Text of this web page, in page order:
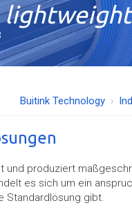
Buitink Technology
und produziert
es sich um ein
Standardlösung gibt.